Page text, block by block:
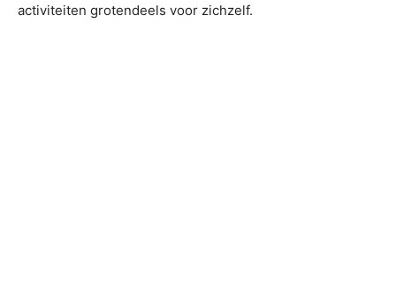
activiteiten grotendeels voor zichzelf.